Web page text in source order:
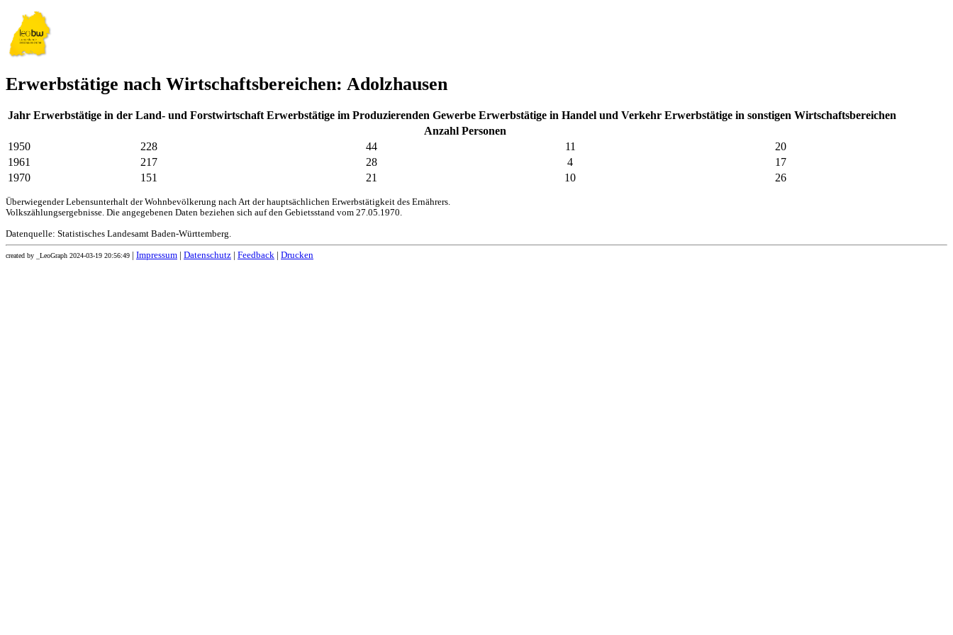
Erwerbstätige nach Wirtschaftsbereichen: Adolzhausen
Jahr Erwerbstätige in der Land- und Forstwirtschaft Erwerbstätige im Produzierenden Gewerbe Erwerbstätige in Handel und Verkehr Erwerbstätige in sonstigen Wirtschaftsbereichen
Anzahl Personen
1950
228 44 11
20
1961
217 28 4
17
1970
151 21 10 26
Überwiegender Lebensunterhalt der Wohnbevölkerung nach Art der hauptsächlichen Erwerbstätigkeit des Ernährers.
Volkszählungsergebnisse. Die angegebenen Daten beziehen sich auf den Gebietsstand vom 27.05.1970.
Datenquelle: Statistisches Landesamt Baden-Württemberg.
created by _LeoGraph 2024-03-19 20:56:49 Impressum Datenschutz Feedback Drucken